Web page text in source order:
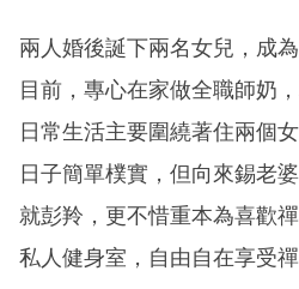
兩人婚後誕下兩名女兒，成
目前，專心在家做全職師奶
日常生活主要圍繞著住兩個
日子簡單樸實，但向來錫老
就彭羚，更不惜重本為喜歡
私人健身室，自由自在享受禪